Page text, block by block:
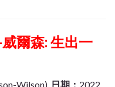
爾森: 生出一
Wilson) 日期： 2022